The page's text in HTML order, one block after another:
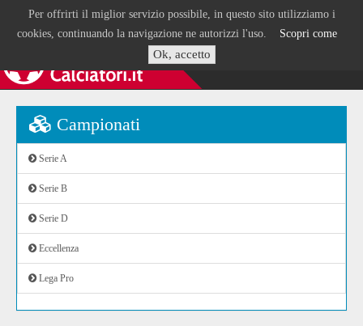
Per offrirti il miglior servizio possibile, in questo sito utilizziamo i
cookies, continuando la navigazione ne autorizzi l'uso. Scopri come
Ok, accetto
Campionati
Serie A
Serie B
Serie D
Eccellenza
Lega Pro